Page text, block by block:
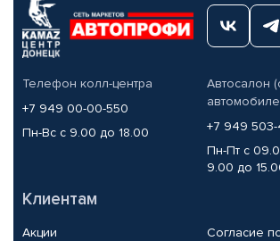
Телефон колл-центра
+7 949 00-00-550
Пн-Вс с 9.00 до 18.00
Автосалон
+7 949 503-
Пн-Пт с
9.00 до
Клиентам
Акции
Согласие